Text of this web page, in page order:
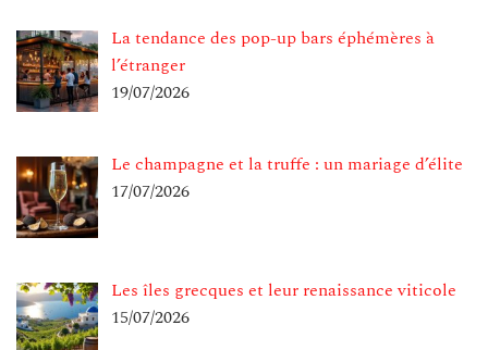
La tendance des pop-up bars éphémères à
l’étranger
19/07/2026
Le champagne et la truffe : un mariage d’élite
17/07/2026
Les îles grecques et leur renaissance viticole
15/07/2026